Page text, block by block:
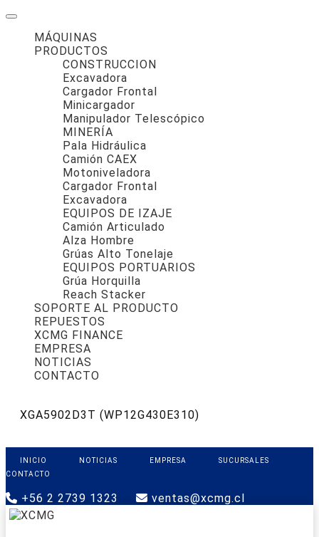
MÁQUINAS
PRODUCTOS
CONSTRUCCION
Excavadora
Cargador Frontal
Minicargador
Manipulador Telescópico
MINERÍA
Pala Hidráulica
Camión CAEX
Motoniveladora
Cargador Frontal
Excavadora
EQUIPOS DE IZAJE
Camión Articulado
Alza Hombre
Grúas Alto Tonelaje
EQUIPOS PORTUARIOS
Grúa Horquilla
Reach Stacker
SOPORTE AL PRODUCTO
REPUESTOS
XCMG FINANCE
EMPRESA
NOTICIAS
CONTACTO
XGA5902D3T (WP12G430E310)
INICIO NOTICIAS EMPRESA
SUCURSALES
CONTACTO
+56 2 2739 1323 ventas@xcmg.cl